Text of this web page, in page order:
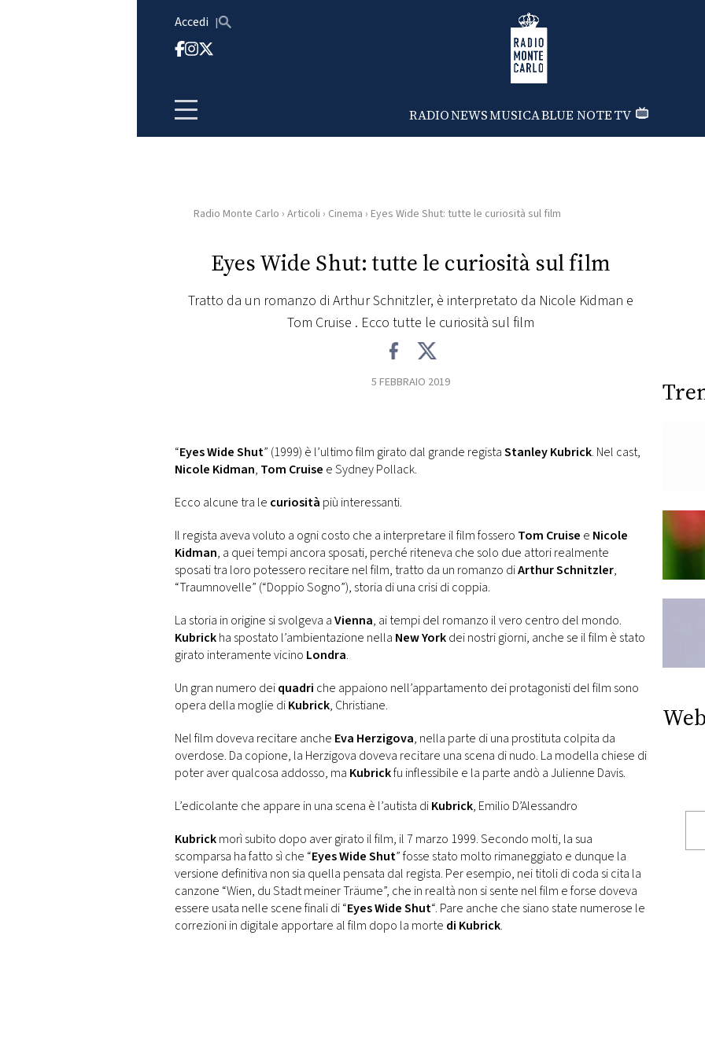
Accedi Radio Monte Carlo
RADIONEWSMUSICABLUE NOTETV
HOME
WEB
FOTO
CONCORSI
EVENTI
TV
PRINCIPATO
MONACO
RMC
Radio Monte Carlo › Articoli › Cinema › Eyes Wide Shut: tutte le curiosità sul film
Eyes Wide Shut: tutte le curiosità sul film
Tratto da un romanzo di Arthur Schnitzler, è interpretato da Nicole Kidman e
Tom Cruise . Ecco tutte le curiosità sul film
5 FEBBRAIO 2019
“Eyes Wide Shut” (1999) è l’ultimo film girato dal grande registaStanley Kubrick. Nel cast,
Nicole Kidman, Tom Cruise e Sydney Pollack.
Ecco alcune tra le curiosità più interessanti.
Il regista aveva voluto a ogni costo che a interpretare il film fossero Tom Cruise e Nicole
Kidman, a quei tempi ancora sposati, perché riteneva che solo due attori realmente
sposati tra loro potessero recitare nel film, tratto da un romanzo diArthur Schnitzler,
“Traumnovelle” (“Doppio Sogno”), storia di una crisi di coppia.
La storia in origine si svolgeva aVienna, ai tempi del romanzo il vero centro del mondo.
Kubrickha spostato l’ambientazione nella New Yorkdei nostri giorni, anche se il film è stato
girato interamente vicino Londra.
Un gran numero deiquadri che appaiono nell’appartamento dei protagonisti del film sono
opera della moglie diKubrick, Christiane.
Nel film doveva recitare anche Eva Herzigova, nella parte di una prostituta colpita da
overdose. Da copione, la Herzigova doveva recitare una scena di nudo. La modella chiese di
poter aver qualcosa addosso, ma Kubrickfu inflessibile e la parte andò a Julienne Davis.
L’edicolante che appare in una scena è l’autista diKubrick, Emilio D’Alessandro
Kubrickmorì subito dopo aver girato il film, il 7 marzo 1999. Secondo molti, la sua
scomparsa ha fatto sì che “Eyes Wide Shut” fosse stato molto rimaneggiato e dunque la
versione definitiva non sia quella pensata dal regista. Per esempio, nei titoli di coda si cita la
canzone “Wien, du Stadt meiner Träume”, che in realtà non si sente nel film e forse doveva
essere usata nelle scene finali di “Eyes Wide Shut“. Pare anche che siano state numerose le
correzioni in digitale apportare al film dopo la morte di Kubrick.